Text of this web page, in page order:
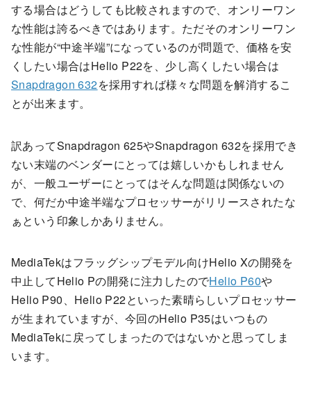
する場合はどうしても比較されますので、オンリーワン
な性能は誇るべきではあります。ただそのオンリーワン
な性能が“中途半端”になっているのが問題で、価格を安
くしたい場合はHelio P22を、少し高くしたい場合は
Snapdragon 632を採用すれば様々な問題を解消するこ
とが出来ます。
訳あってSnapdragon 625やSnapdragon 632を採用でき
ない末端のベンダーにとっては嬉しいかもしれません
が、一般ユーザーにとってはそんな問題は関係ないの
で、何だか中途半端なプロセッサーがリリースされたな
ぁという印象しかありません。
MediaTekはフラッグシップモデル向けHelio Xの開発を
中止してHelio Pの開発に注力したのでHelio P60や
Helio P90、Helio P22といった素晴らしいプロセッサー
が生まれていますが、今回のHelio P35はいつもの
MediaTekに戻ってしまったのではないかと思ってしま
います。